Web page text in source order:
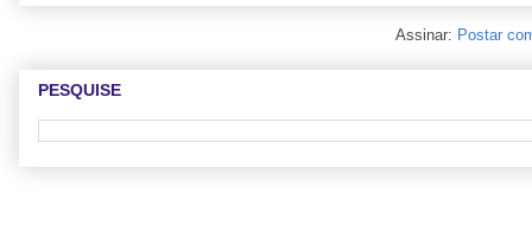
Assinar: Postar
PESQUISE